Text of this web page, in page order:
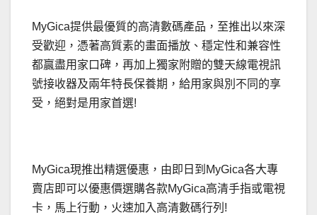
MyGica提供最優質的高清數碼產品，至推出以來深
受歡迎，憑著高質素的畫面播放、穩定性和兼容性
都贏盡用家口碑，再加上獨家附贈的雙天線電視訊
號接收器及兩年特長保養期，給用家與別不同的享
受，絕對是用家首選!
MyGica現推出精選優惠，由即日到MyGica各大專
賣店即可以優惠價選購各款MyGica高清手指或電視
卡，馬上行動，火速加入高清數碼行列!